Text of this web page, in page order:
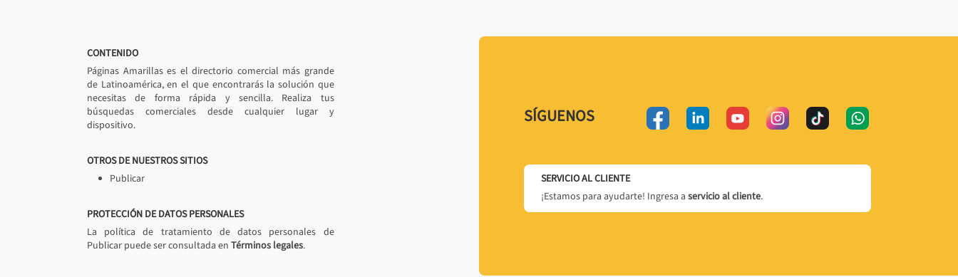
CONTENIDO
Páginas Amarillas es el directorio comercial más grande
de Latinoamérica, en el que encontrarás la solución que
necesitas de forma rápida y sencilla. Realiza tus
búsquedas comerciales desde cualquier lugar y
dispositivo.
OTROS DE NUESTROS SITIOS
Publicar
PROTECCIÓN DE DATOS PERSONALES
La política de tratamiento de datos personales de
Publicar puede ser consultada en Términos legales.
SÍGUENOS
SERVICIO AL CLIENTE
¡Estamos para ayudarte! Ingresa a servicio al cliente.